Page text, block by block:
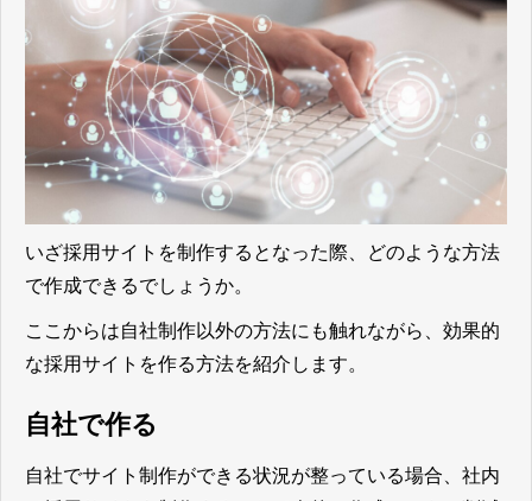
いざ採用サイトを制作するとなった際、どのような方法
で作成できるでしょうか。
ここからは自社制作以外の方法にも触れながら、効果的
な採用サイトを作る方法を紹介します。
自社で作る
自社でサイト制作ができる状況が整っている場合、社内